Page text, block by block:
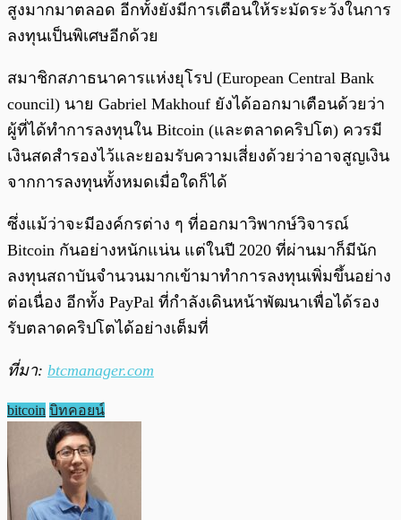
สูงมากมาตลอด อีกทั้งยังมีการเตือนให้ระมัดระวังในการ
ลงทุนเป็นพิเศษอีกด้วย
สมาชิกสภาธนาคารแห่งยุโรป (European Central Bank
council) นาย Gabriel Makhouf ยังได้ออกมาเตือนด้วยว่า
ผู้ที่ได้ทำการลงทุนใน Bitcoin (และตลาดคริปโต) ควรมี
เงินสดสำรองไว้และยอมรับความเสี่ยงด้วยว่าอาจสูญเงิน
จากการลงทุนทั้งหมดเมื่อใดก็ได้
ซึ่งแม้ว่าจะมีองค์กรต่าง ๆ ที่ออกมาวิพากษ์วิจารณ์
Bitcoin กันอย่างหนักแน่น แต่ในปี 2020 ที่ผ่านมาก็มีนัก
ลงทุนสถาบันจำนวนมากเข้ามาทำการลงทุนเพิ่มขึ้นอย่าง
ต่อเนื่อง อีกทั้ง PayPal ที่กำลังเดินหน้าพัฒนาเพื่อได้รอง
รับตลาดคริปโตได้อย่างเต็มที่
ที่มา: btcmanager.com
bitcoin บิทคอยน์